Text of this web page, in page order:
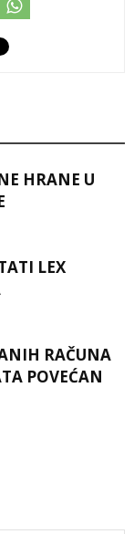
HRANE U
LEX
RAČUNA
POVEĆAN